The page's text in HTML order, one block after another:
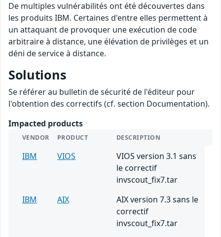
De multiples vulnérabilités ont été découvertes dans
les produits IBM. Certaines d'entre elles permettent à
un attaquant de provoquer une exécution de code
arbitraire à distance, une élévation de privilèges et un
déni de service à distance.
Solutions
Se référer au bulletin de sécurité de l'éditeur pour
l'obtention des correctifs (cf. section Documentation).
Impacted products
VENDOR PRODUCT DESCRIPTION
IBM VIOS
VIOS version 3.1 sans
le correctif
invscout_fix7.tar
IBM
AIX
AIX version 7.3 sans le
correctif
invscout_fix7.tar